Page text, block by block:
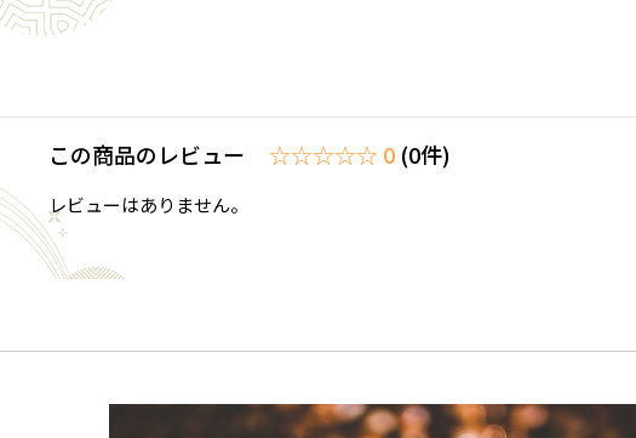
この商品のレビュー ☆☆☆☆☆ 0 (0件)
レビューはありません。